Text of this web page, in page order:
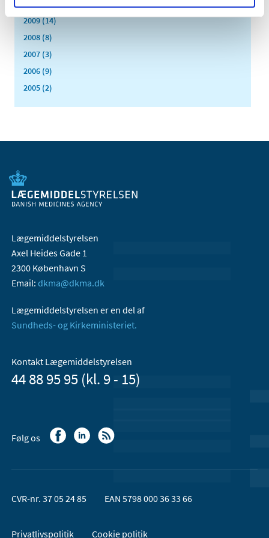
2010 (7)
2009 (14)
2008 (8)
2007 (3)
2006 (9)
2005 (2)
Lægemiddelstyrelsen
Axel Heides Gade 1
2300 København S
Email: dkma@dkma.dk
Lægemiddelstyrelsen er en del af
Sundheds- og Kirkeministeriet.
Kontakt Lægemiddelstyrelsen
44 88 95 95 (kl. 9 - 15)
Følg os
CVR-nr. 37 05 24 85 EAN 5798 000 36 33 66
Privatlivspolitik Cookie politik